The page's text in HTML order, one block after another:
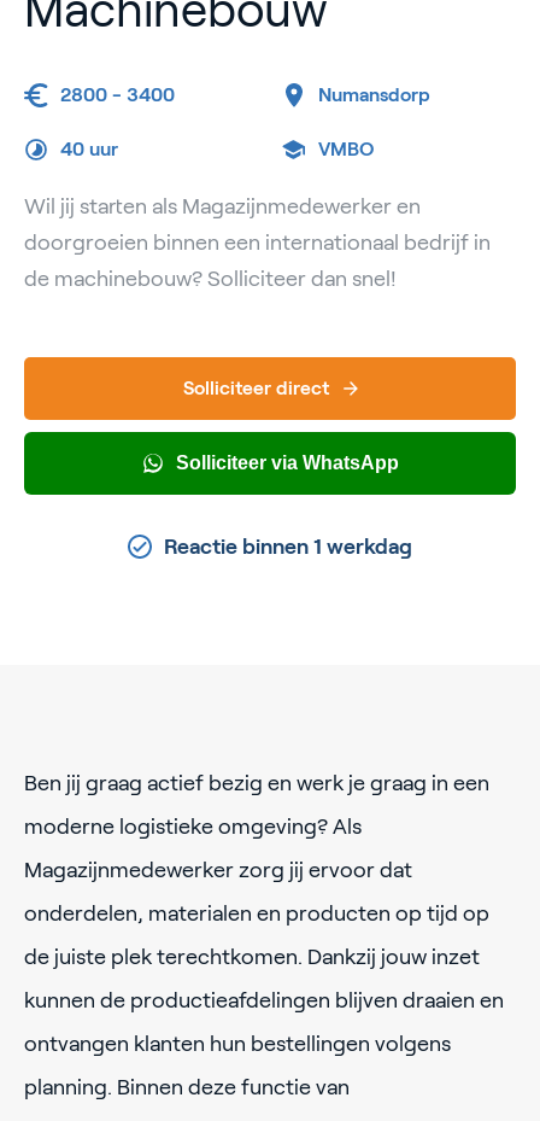
2800 - 3400 Numansdorp
40 uur VMBO
Wil jij starten als Magazijnmedewerker en
doorgroeien binnen een internationaal bedrijf in
de machinebouw? Solliciteer dan snel!
Solliciteer direct
Solliciteer via WhatsApp
Reactie binnen 1 werkdag
Ben jij graag actief bezig en werk je graag in een
moderne logistieke omgeving? Als
Magazijnmedewerker zorg jij ervoor dat
onderdelen, materialen en producten op tijd op
de juiste plek terechtkomen. Dankzij jouw inzet
kunnen de productieafdelingen blijven draaien en
ontvangen klanten hun bestellingen volgens
planning. Binnen deze functie van